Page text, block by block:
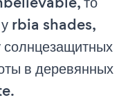
rbia shades,
солнцезащитных
в деревянных